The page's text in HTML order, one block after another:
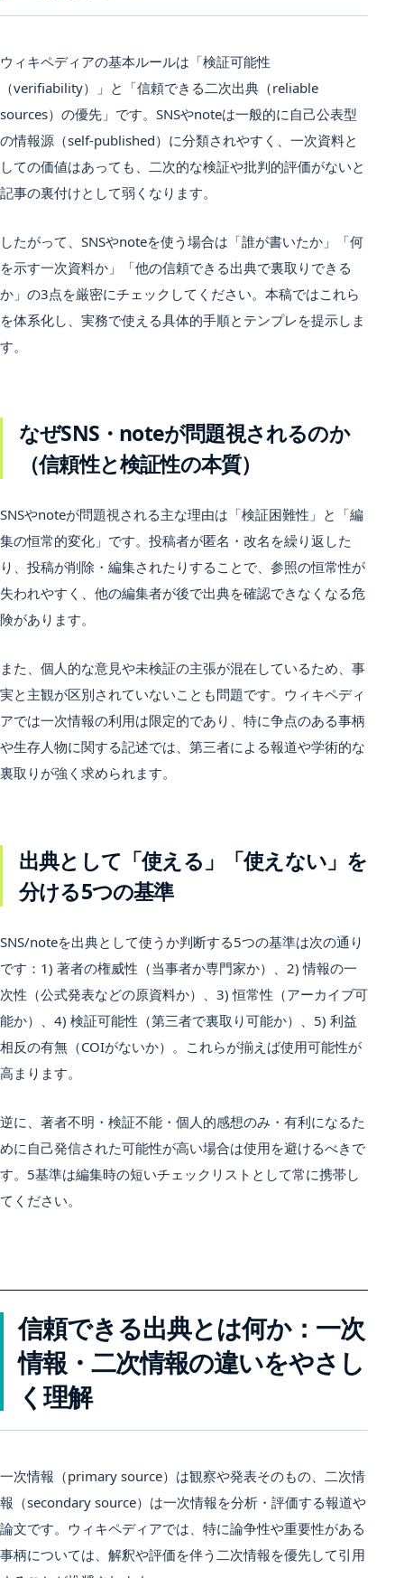
ウィキペディアの基本ルールは「検証可能性
（verifiability）」と「信頼できる二次出典（reliable
sources）の優先」です。SNSやnoteは一般的に自己公表型
の情報源（self-published）に分類されやすく、一次資料と
しての価値はあっても、二次的な検証や批判的評価がないと
記事の裏付けとして弱くなります。
したがって、SNSやnoteを使う場合は「誰が書いたか」「何
を示す一次資料か」「他の信頼できる出典で裏取りできる
か」の3点を厳密にチェックしてください。本稿ではこれら
を体系化し、実務で使える具体的手順とテンプレを提示しま
す。
なぜSNS・noteが問題視されるのか
（信頼性と検証性の本質）
SNSやnoteが問題視される主な理由は「検証困難性」と「編
集の恒常的変化」です。投稿者が匿名・改名を繰り返した
り、投稿が削除・編集されたりすることで、参照の恒常性が
失われやすく、他の編集者が後で出典を確認できなくなる危
険があります。
また、個人的な意見や未検証の主張が混在しているため、事
実と主観が区別されていないことも問題です。ウィキペディ
アでは一次情報の利用は限定的であり、特に争点のある事柄
や生存人物に関する記述では、第三者による報道や学術的な
裏取りが強く求められます。
出典として「使える」「使えない」を
分ける5つの基準
SNS/noteを出典として使うか判断する5つの基準は次の通り
です：1) 著者の権威性（当事者か専門家か）、2) 情報の一
次性（公式発表などの原資料か）、3) 恒常性（アーカイブ可
能か）、4) 検証可能性（第三者で裏取り可能か）、5) 利益
相反の有無（COIがないか）。これらが揃えば使用可能性が
高まります。
逆に、著者不明・検証不能・個人的感想のみ・有利になるた
めに自己発信された可能性が高い場合は使用を避けるべきで
す。5基準は編集時の短いチェックリストとして常に携帯し
てください。
信頼できる出典とは何か：一次
情報・二次情報の違いをやさし
く理解
一次情報（primary source）は観察や発表そのもの、二次情
報（secondary source）は一次情報を分析・評価する報道や
論文です。ウィキペディアでは、特に論争性や重要性がある
事柄については、解釈や評価を伴う二次情報を優先して引用